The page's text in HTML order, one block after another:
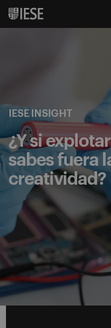
IESE INSIGHT
¿Y si
sabes fuera
creatividad?